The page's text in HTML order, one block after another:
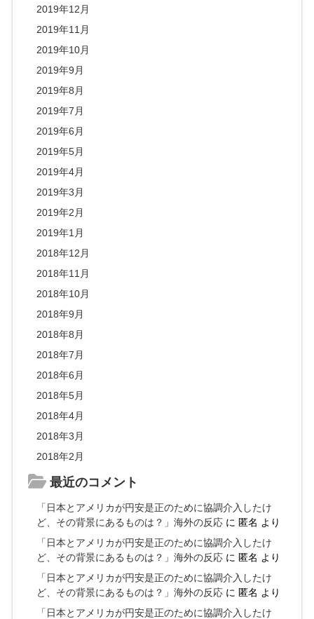
2019年12月
2019年11月
2019年10月
2019年9月
2019年8月
2019年7月
2019年6月
2019年5月
2019年4月
2019年3月
2019年2月
2019年1月
2018年12月
2018年11月
2018年10月
2018年9月
2018年8月
2018年7月
2018年6月
2018年5月
2018年4月
2018年3月
2018年2月
最近のコメント
「日本とアメリカが円安是正のために協調介入したけ
ど、その背景にあるものは？」海外の反応 に匿名 より
「日本とアメリカが円安是正のために協調介入したけ
ど、その背景にあるものは？」海外の反応 に匿名 より
「日本とアメリカが円安是正のために協調介入したけ
ど、その背景にあるものは？」海外の反応 に匿名 より
「日本とアメリカが円安是正のために協調介入したけ